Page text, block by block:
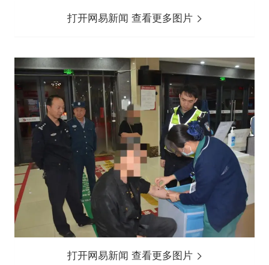
打开网易新闻 查看更多图片
打开网易新闻 查看更多图片